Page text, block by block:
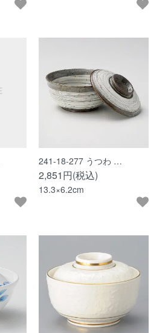
241-18-277 うつわ …
2,851円(税込)
13.3×6.2cm